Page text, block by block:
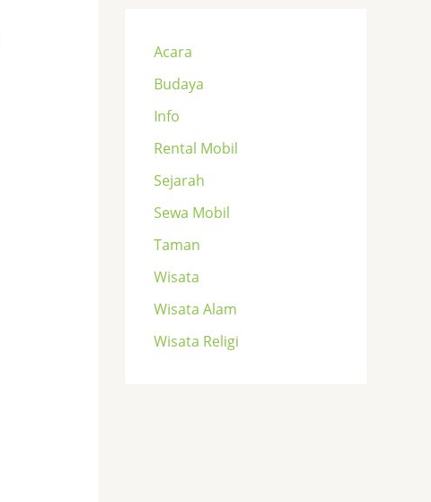
Acara
Budaya
Info
Rental Mobil
Sejarah
Sewa Mobil
Taman
Wisata
Wisata Alam
Wisata Religi